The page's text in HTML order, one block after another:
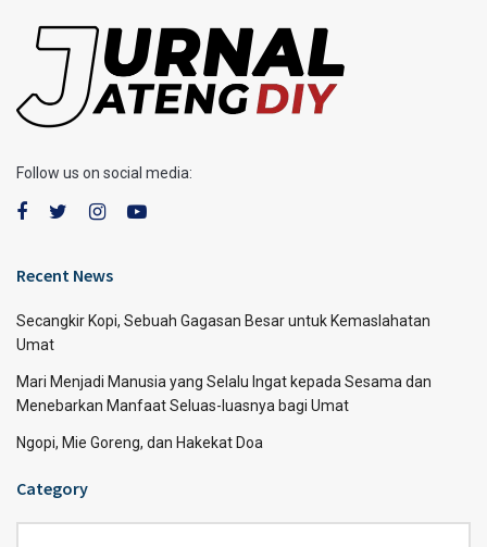
Follow us on social media:
Recent News
Secangkir Kopi, Sebuah Gagasan Besar untuk Kemaslahatan
Umat
Mari Menjadi Manusia yang Selalu Ingat kepada Sesama dan
Menebarkan Manfaat Seluas-luasnya bagi Umat
Ngopi, Mie Goreng, dan Hakekat Doa
Category